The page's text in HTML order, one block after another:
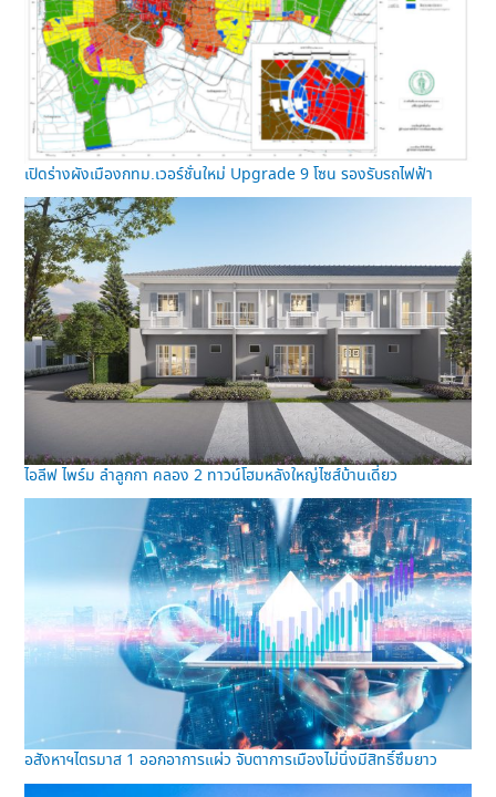
เปิดร่างผังเมืองกทม.เวอร์ชั่นใหม่ Upgrade 9 โซน รองรับรถไฟฟ้า
ไอลีฟ ไพร์ม ลำลูกกา คลอง 2 ทาวน์โฮมหลังใหญ่ไซส์บ้านเดี่ยว
อสังหาฯไตรมาส 1 ออกอาการแผ่ว จับตาการเมืองไม่นิ่งมีสิทธิ์ซึมยาว